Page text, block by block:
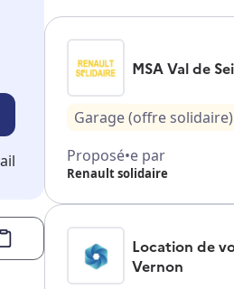
MSA Val de
Garage (offre solidaire)
Proposé•e par
Renault solidaire
Location de
Vernon